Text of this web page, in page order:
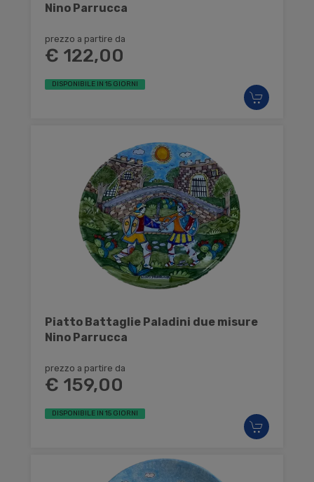
Nino Parrucca
prezzo a partire da
€ 122,00
DISPONIBILE IN 15 GIORNI
Piatto Battaglie Paladini due misure
Nino Parrucca
prezzo a partire da
€ 159,00
DISPONIBILE IN 15 GIORNI